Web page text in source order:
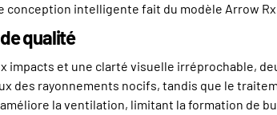
intelligente fait du modèle Arrow
qualité
et une clarté visuelle irréprochable,
des rayonnements nocifs, tandis que le
la ventilation, limitant la formation de